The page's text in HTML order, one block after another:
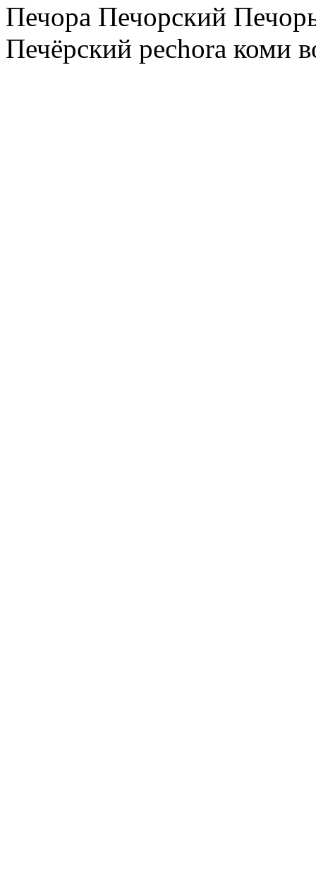
Печора Печорский
Печёрский pechora коми